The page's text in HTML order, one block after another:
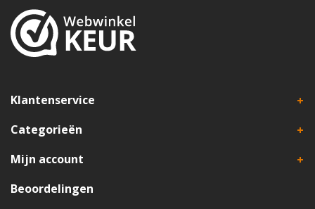
Klantenservice
Categorieën
Mijn account
Beoordelingen